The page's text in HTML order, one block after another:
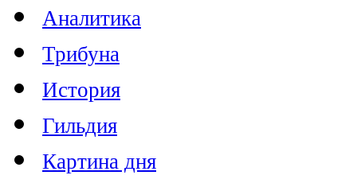
Аналитика
Трибуна
История
Гильдия
Картина дня